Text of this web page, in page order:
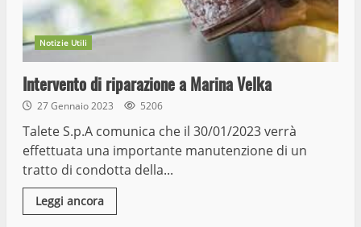
Notizie Utili
Intervento di riparazione a Marina Velka
27 Gennaio 2023 5206
Talete S.p.A comunica che il 30/01/2023 verrà
effettuata una importante manutenzione di un
tratto di condotta della...
Leggi ancora